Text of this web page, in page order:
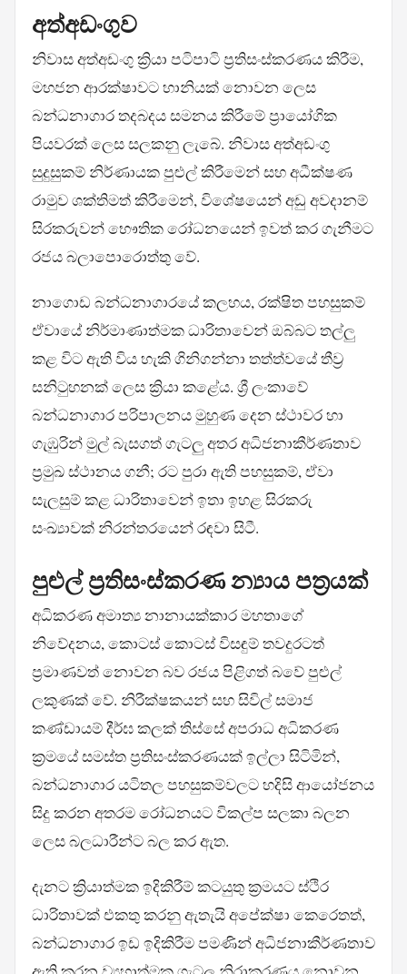
අත්අඩංගුව
නිවාස අත්අඩංගු ක්‍රියා පටිපාටි ප්‍රතිසංස්කරණය කිරීම,
මහජන ආරක්ෂාවට හානියක් නොවන ලෙස
බන්ධනාගාර තදබදය සමනය කිරීමේ ප්‍රායෝගික
පියවරක් ලෙස සලකනු ලැබේ. නිවාස අත්අඩංගු
සුදුසුකම් නිර්ණායක පුළුල් කිරීමෙන් සහ අධීක්ෂණ
රාමුව ශක්තිමත් කිරීමෙන්, විශේෂයෙන් අඩු අවදානම්
සිරකරුවන් භෞතික රෝධනයෙන් ඉවත් කර ගැනීමට
රජය බලාපොරොත්තු වේ.
නාගොඩ බන්ධනාගාරයේ කලහය, රක්ෂිත පහසුකම්
ඒවායේ නිර්මාණාත්මක ධාරිතාවෙන් ඔබ්බට තල්ලු
කළ විට ඇති විය හැකි ගිනිගන්නා තත්ත්වයේ තීව්‍ර
සනිටුහනක් ලෙස ක්‍රියා කළේය. ශ්‍රී ලංකාවේ
බන්ධනාගාර පරිපාලනය මුහුණ දෙන ස්ථාවර හා
ගැඹුරින් මුල් බැසගත් ගැටලු අතර අධිජනාකීර්ණතාව
ප්‍රමුඛ ස්ථානය ගනී; රට පුරා ඇති පහසුකම්, ඒවා
සැලසුම් කළ ධාරිතාවෙන් ඉතා ඉහළ සිරකරු
සංඛ්‍යාවක් නිරන්තරයෙන් රඳවා සිටී.
පුළුල් ප්‍රතිසංස්කරණ න්‍යාය පත්‍රයක්
අධිකරණ අමාත්‍ය නානායක්කාර මහතාගේ
නිවේදනය, කොටස් කොටස් විසඳුම් තවදුරටත්
ප්‍රමාණවත් නොවන බව රජය පිළිගත් බවේ පුළුල්
ලකුණක් වේ. නිරීක්ෂකයන් සහ සිවිල් සමාජ
කණ්ඩායම් දීර්ඝ කලක් තිස්සේ අපරාධ අධිකරණ
ක්‍රමයේ සමස්ත ප්‍රතිසංස්කරණයක් ඉල්ලා සිටිමින්,
බන්ධනාගාර යටිතල පහසුකම්වලට හදිසි ආයෝජනය
සිදු කරන අතරම රෝධනයට විකල්ප සලකා බලන
ලෙස බලධාරීන්ට බල කර ඇත.
දැනට ක්‍රියාත්මක ඉදිකිරීම් කටයුතු ක්‍රමයට ස්ථිර
ධාරිතාවක් එකතු කරනු ඇතැයි අපේක්ෂා කෙරෙතත්,
බන්ධනාගාර ඉඩ ඉදිකිරීම පමණින් අධිජනාකීර්ණතාව